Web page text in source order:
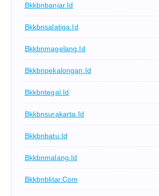
Bkkbnbanjar.id
Bkkbnsalatiga.id
Bkkbnmagelang.id
Bkkbnpekalongan.id
Bkkbntegal.id
Bkkbnsurakarta.id
Bkkbnbatu.id
Bkkbnmalang.id
Bkkbnblitar.com